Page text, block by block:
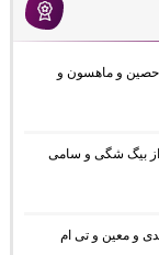
حصین و ماهسون و
از بیگ شگی و سامی
و معین و تی ام